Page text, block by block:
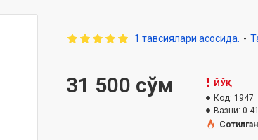
1 тавсиялари асосида. -
31 500 сўм
ЙЎҚ
Код: 1947
Вазни: